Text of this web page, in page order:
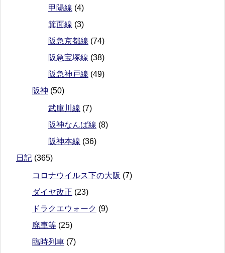
甲陽線 (4)
箕面線 (3)
阪急京都線 (74)
阪急宝塚線 (38)
阪急神戸線 (49)
阪神 (50)
武庫川線 (7)
阪神なんば線 (8)
阪神本線 (36)
日記 (365)
コロナウイルス下の大阪 (7)
ダイヤ改正 (23)
ドラクエウォーク (9)
廃車等 (25)
臨時列車 (7)